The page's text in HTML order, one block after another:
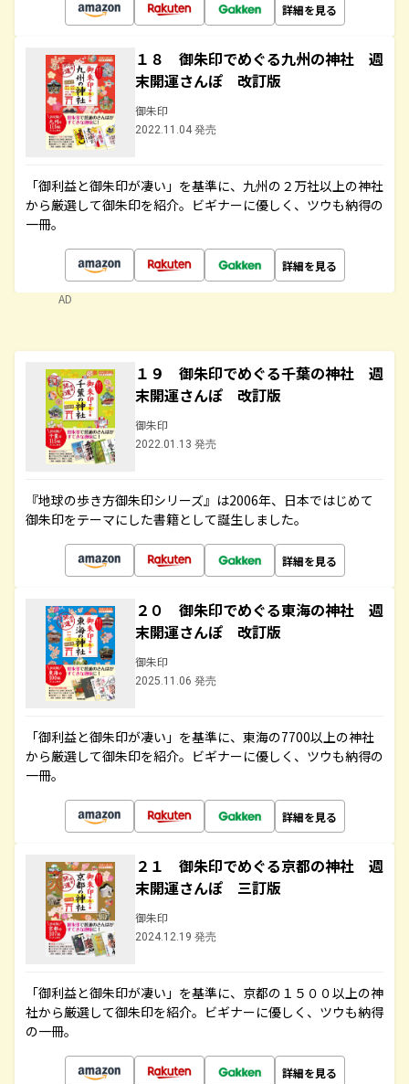
詳細を見る
１８ 御朱印でめぐる九州の神社 週
末開運さんぽ 改訂版
御朱印
2022.11.04 発売
「御利益と御朱印が凄い」を基準に、九州の２万社以上の神社
から厳選して御朱印を紹介。ビギナーに優しく、ツウも納得の
一冊。
詳細を見る
AD
１９ 御朱印でめぐる千葉の神社 週
末開運さんぽ 改訂版
御朱印
2022.01.13 発売
『地球の歩き方御朱印シリーズ』は2006年、日本ではじめて
御朱印をテーマにした書籍として誕生しました。
詳細を見る
２０ 御朱印でめぐる東海の神社 週
末開運さんぽ 改訂版
御朱印
2025.11.06 発売
「御利益と御朱印が凄い」を基準に、東海の7700以上の神社
から厳選して御朱印を紹介。ビギナーに優しく、ツウも納得の
一冊。
詳細を見る
２１ 御朱印でめぐる京都の神社 週
末開運さんぽ 三訂版
御朱印
2024.12.19 発売
「御利益と御朱印が凄い」を基準に、京都の１５００以上の神
社から厳選して御朱印を紹介。ビギナーに優しく、ツウも納得
の一冊。
詳細を見る